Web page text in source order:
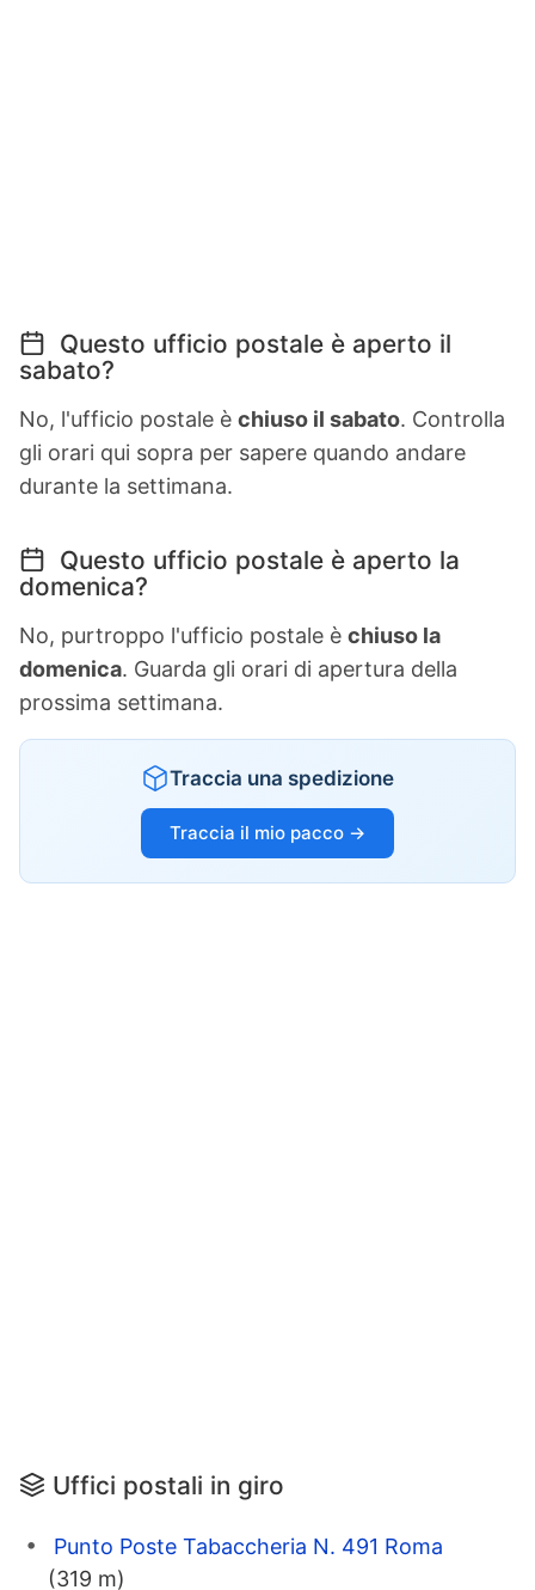
Questo ufficio postale è aperto il
sabato?
No, l'ufficio postale è chiuso il sabato. Controlla
gli orari qui sopra per sapere quando andare
durante la settimana.
Questo ufficio postale è aperto la
domenica?
No, purtroppo l'ufficio postale è chiuso la
domenica. Guarda gli orari di apertura della
prossima settimana.
Traccia una spedizione
Traccia il mio pacco →
Uffici postali in giro
Punto Poste Tabaccheria N. 491 Roma
(319 m)